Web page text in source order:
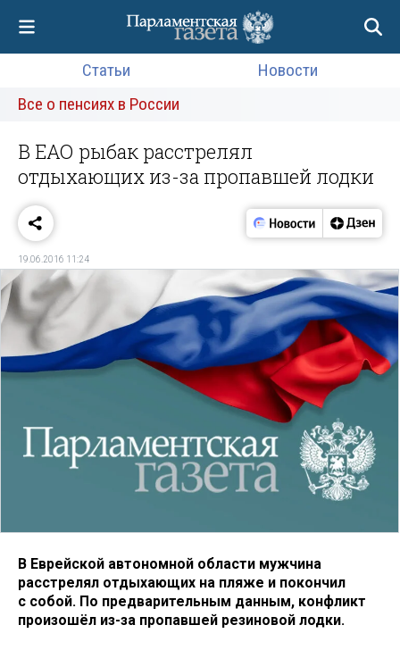
Статьи
Новости
Все о пенсиях в России
В ЕАО рыбак расстрелял
отдыхающих из-за пропавшей лодки
19.06.2016 11:24
В Еврейской автономной области мужчина
расстрелял отдыхающих на пляже и покончил
с собой. По предварительным данным, конфликт
произошёл из-за пропавшей резиновой лодки.